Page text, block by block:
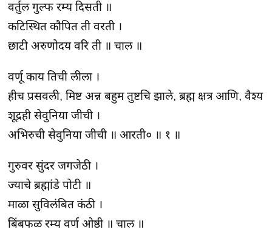
वर्तुल गुल्फ रम्य दिसती ॥
कटिस्थित कौपित ती वरती ।
छाटी अरुणोदय वरि ती ॥ चाल ॥
वर्णू काय तिची लीला ।
हीच प्रसवली, मिष्ट अन्न बहुम तुष्टचि झाले, ब्रह्म क्षत्र आणि, वैश्य
शूद्रही सेवुनिया जीची ।
अभिरुची सेवुनिया जीची ॥ आरती० ॥ १ ॥
गुरुवर सुंदर जगजेठी ।
ज्याचे ब्रह्मांडे पोटी ॥
माळा सुविलंबित कंठी ।
बिंबफळ रम्य वर्ण ओष्ठी ॥ चाल ॥